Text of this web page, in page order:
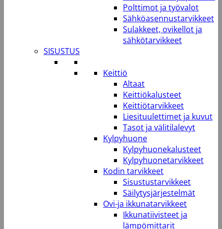
Polttimot ja työvalot
Sähköasennustarvikkeet
Sulakkeet, ovikellot ja
sähkötarvikkeet
SISUSTUS
Keittiö
Altaat
Keittiökalusteet
Keittiötarvikkeet
Liesituulettimet ja kuvut
Tasot ja välitilalevyt
Kylpyhuone
Kylpyhuonekalusteet
Kylpyhuonetarvikkeet
Kodin tarvikkeet
Sisustustarvikkeet
Säilytysjärjestelmät
Ovi-ja ikkunatarvikkeet
Ikkunatiivisteet ja
lämpömittarit